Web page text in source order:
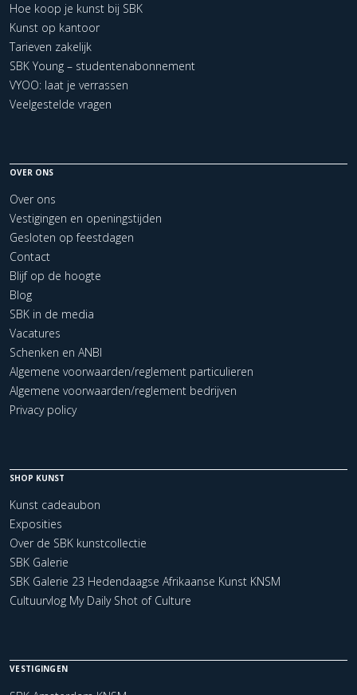
Hoe koop je kunst bij SBK
Kunst op kantoor
Tarieven zakelijk
SBK Young – studentenabonnement
VYOO: laat je verrassen
Veelgestelde vragen
OVER ONS
Over ons
Vestigingen en openingstijden
Gesloten op feestdagen
Contact
Blijf op de hoogte
Blog
SBK in de media
Vacatures
Schenken en ANBI
Algemene voorwaarden/reglement particulieren
Algemene voorwaarden/reglement bedrijven
Privacy policy
SHOP KUNST
Kunst cadeaubon
Exposities
Over de SBK kunstcollectie
SBK Galerie
SBK Galerie 23 Hedendaagse Afrikaanse Kunst KNSM
Cultuurvlog My Daily Shot of Culture
VESTIGINGEN